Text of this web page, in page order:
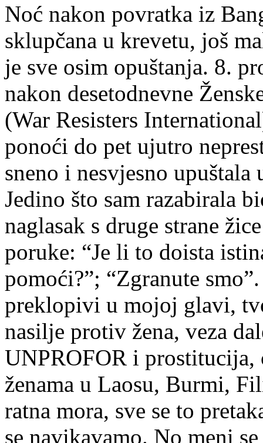
Noć nakon povratka iz
sklupčana u krevetu, još
je sve osim opuštanja. 8.
nakon desetodnevne
(War Resisters
ponoći do pet ujutro
sneno i nesvjesno
Jedino što sam razabirala
naglasak s druge strane
poruke: “Je li to doista
pomoći?”; “Zgranute
preklopivi u mojoj glavi,
nasilje protiv žena, veza
UNPROFOR i prostitucija,
ženama u Laosu, Burmi,
ratna mora, sve se to
se navikavamo. No meni